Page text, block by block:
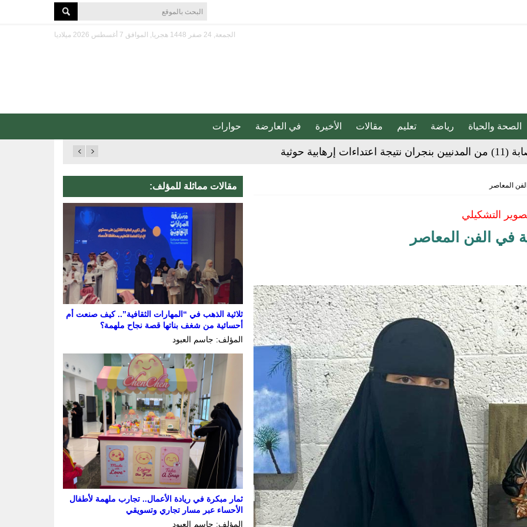
الجمعة, 24 صفر 1448 هجريا, الموافق 7 أغسطس 2026 ميلاديا
الصحة والحياة رياضة تعليم مقالات الأخيرة في العارضة حوارات
كيف صنعت أم أحسائية من شغف بناتها قصة نجاح ملهمة؟
لا يجب التخلص منه
“الوقف الإسعافي” للهلال الأحمر السعودي
فنيًا لـ الأهلي
النظامية بحق صيدلي للإساءة لمواطن
حوثية
المعاصر
التشكيلي
في الفن المعاصر
مقالات مماثلة للمؤلف:
ثلاثية الذهب في “المهارات الثقافية”.. كيف صنعت أم
أحسائية من شغف بناتها قصة نجاح ملهمة؟
المؤلف: جاسم العبود
ثمار مبكرة في ريادة الأعمال.. تجارب ملهمة لأطفال
الأحساء عبر مسار تجاري وتسويقي
المؤلف: جاسم العبود